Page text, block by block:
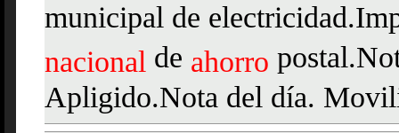
municipal de
nacional de ahorro
Apligido.Nota del día.